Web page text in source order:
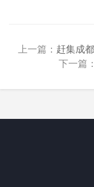
上一篇： 赶集成
下一篇：